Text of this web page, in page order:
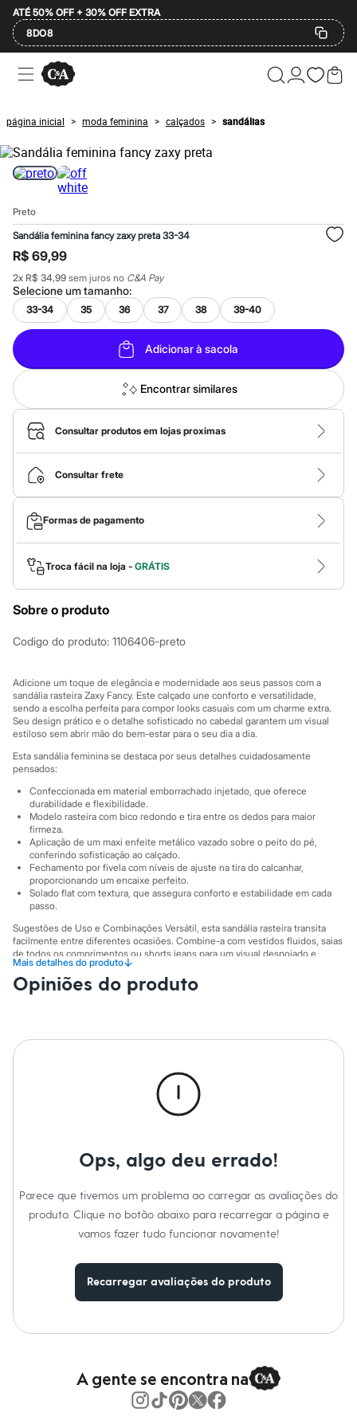
ATÉ 50% OFF + 30% OFF EXTRA
8DO8
Ofertas
Compre por Departamento
Masculino
Infantil
Calçados
Mindse7
Plus Size
Até 20% off
Até 60% off
A partir de 60% off
Feminino
Em alta
Inverno
Alfaiataria
Novidades
Roupas
Blusas e Camisetas
Básicos
Calças
Casacos e Jaquetas
Jeans
Macacões
Saias
Shorts e Bermudas
Vestidos
Bolsas
Bonés e Chapéus
Bijoux
Cintos
Óculos
Relógios
Calçados
Botas
Chinelos
Rasteirinhas
Sandálias
Sapatilhas
Tênis
City
Clock House
Mindset
Sawary
Yessica
Acessórios
Blusas
Calçados
Leggings
Shorts e Bermudas
Tops
Moda íntima
Calcinhas
Cintas e Modeladores
Meias
Pijamas
Moda praia
Biquínis
Maiôs
Saídas de praia
Personagens
Casacos e Jaquetas
Roupas
Bermudas
Camisas
Casacos e Jaquetas
Bolsas e Mochilas
Chapéus e Bonés
página inicial > moda feminina > calçados > sandálias
Preto
Sandália feminina fancy zaxy preta 33-34
R$ 69,99
2x R$ 34,99 sem juros no C&A Pay
Selecione umtamanho:
33-34 35 36 37 38 39-40
Adicionar à sacola
Encontrar similares
Consultar produtos em lojas proximas
Consultar frete
Formas de pagamento
Troca fácil na loja - GRÁTIS
Sobre o produto
Codigo do produto: 1106406-preto
Adicione um toque de elegância e modernidade aos seus passos com a
sandália rasteira Zaxy Fancy. Este calçado une conforto e versatilidade,
sendo a escolha perfeita para compor looks casuais com um charme extra.
Seu design prático e o detalhe sofisticado no cabedal garantem um visual
estiloso sem abrir mão do bem-estar para o seu dia a dia.
Esta sandália feminina se destaca por seus detalhes cuidadosamente
pensados:
Confeccionada em material emborrachado injetado, que oferece
durabilidade e flexibilidade.
Modelo rasteira com bico redondo e tira entre os dedos para maior
firmeza.
Aplicação de um maxi enfeite metálico vazado sobre o peito do pé,
conferindo sofisticação ao calçado.
Fechamento por fivela com níveis de ajuste na tira do calcanhar,
proporcionando um encaixe perfeito.
Solado flat com textura, que assegura conforto e estabilidade em cada
passo.
Sugestões de Uso e Combinações Versátil, esta sandália rasteira transita
facilmente entre diferentes ocasiões. Combine-a com vestidos fluidos, saias
de todos os comprimentos ou shorts jeans para um visual despojado e
fresco. Para um look mais arrumado, aposte em calças de alfaiataria ou
pantacourts. É o calçado ideal para passeios, encontros com amigos ou para
dar um toque final de estilo à sua produção diária.
Mais detalhes do produto↓
Informacoes gerais:
Opiniões do produto
Ops, algo deu errado!
Parece que tivemos um problema ao carregar as avaliações do
produto. Clique no botão abaixo para recarregar a página e
vamos fazer tudo funcionar novamente!
Recarregar avaliações do produto
A gente se encontra na